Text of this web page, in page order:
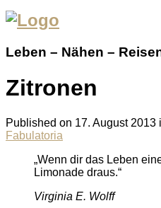
Leben – Nähen –
Zitronen
Published on 17. August 2013
Fabulatoria
„Wenn dir das Leben
Limonade draus.“
Virginia E. Wolff